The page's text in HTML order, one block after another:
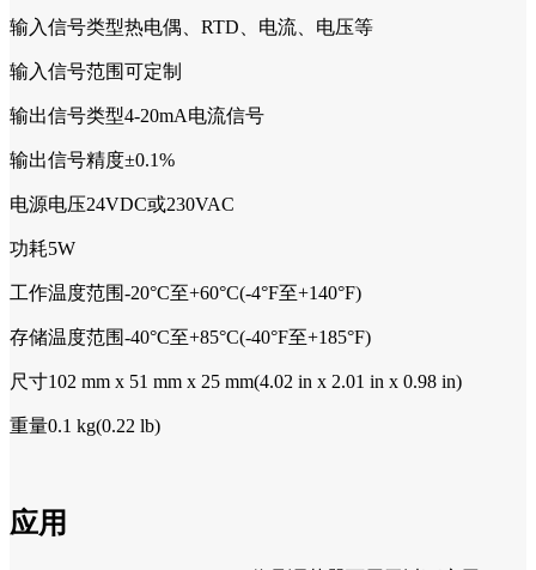
输入信号类型热电偶、RTD、电流、电压等
输入信号范围可定制
输出信号类型4-20mA电流信号
输出信号精度±0.1%
电源电压24VDC或230VAC
功耗5W
工作温度范围-20°C至+60°C(-4°F至+140°F)
存储温度范围-40°C至+85°C(-40°F至+185°F)
尺寸102 mm x 51 mm x 25 mm(4.02 in x 2.01 in x 0.98 in)
重量0.1 kg(0.22 lb)
应用